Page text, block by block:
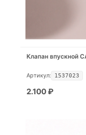
Клапан впускной
Артикул: 1537023
2.100₽